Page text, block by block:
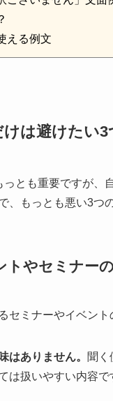
える例文
は避けたい
とも重要ですが
、もっとも悪い3つ
トやセミナー
セミナーやイベント
はありません。
聞
は扱いやすい内容で